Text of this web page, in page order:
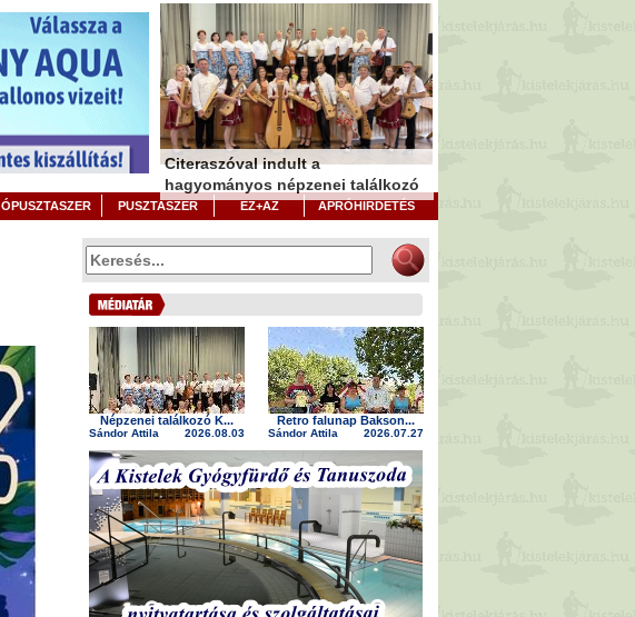
Kistelek 250 - Kisteleki Búcsú- és
Aratóünnep
Citeraszóval indult a
hagyományos népzenei találkozó
ÓPUSZTASZER PUSZTASZER EZ+AZ APRÓHIRDETÉS
Népzenei találkozó K...
Sándor Attila 2026.08.03
Retro falunap Bakson...
Sándor Attila 2026.07.27